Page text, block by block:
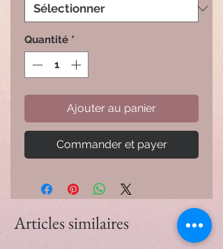
Quantité *
Ajouter au panier
Commander et payer
Articles similaires